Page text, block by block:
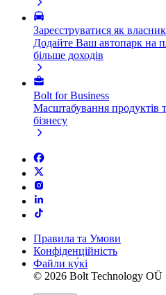
Зареєструватися як
Додайте Ваш автопарк на
більше доходів
Bolt for Business
Масштабування продуктів
бізнесу
Правила та Умови
Конфіденційність
Файли ку́кі
© 2026 Bolt Technology OÜ